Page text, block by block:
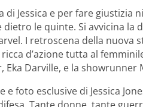
di Jessica e per fare
le quinte. Si avvicina la
I retroscena della nuova
d’azione tutta al
Eka Darville, e la showrunner
e foto esclusive di Jessica
Tante donne, tante